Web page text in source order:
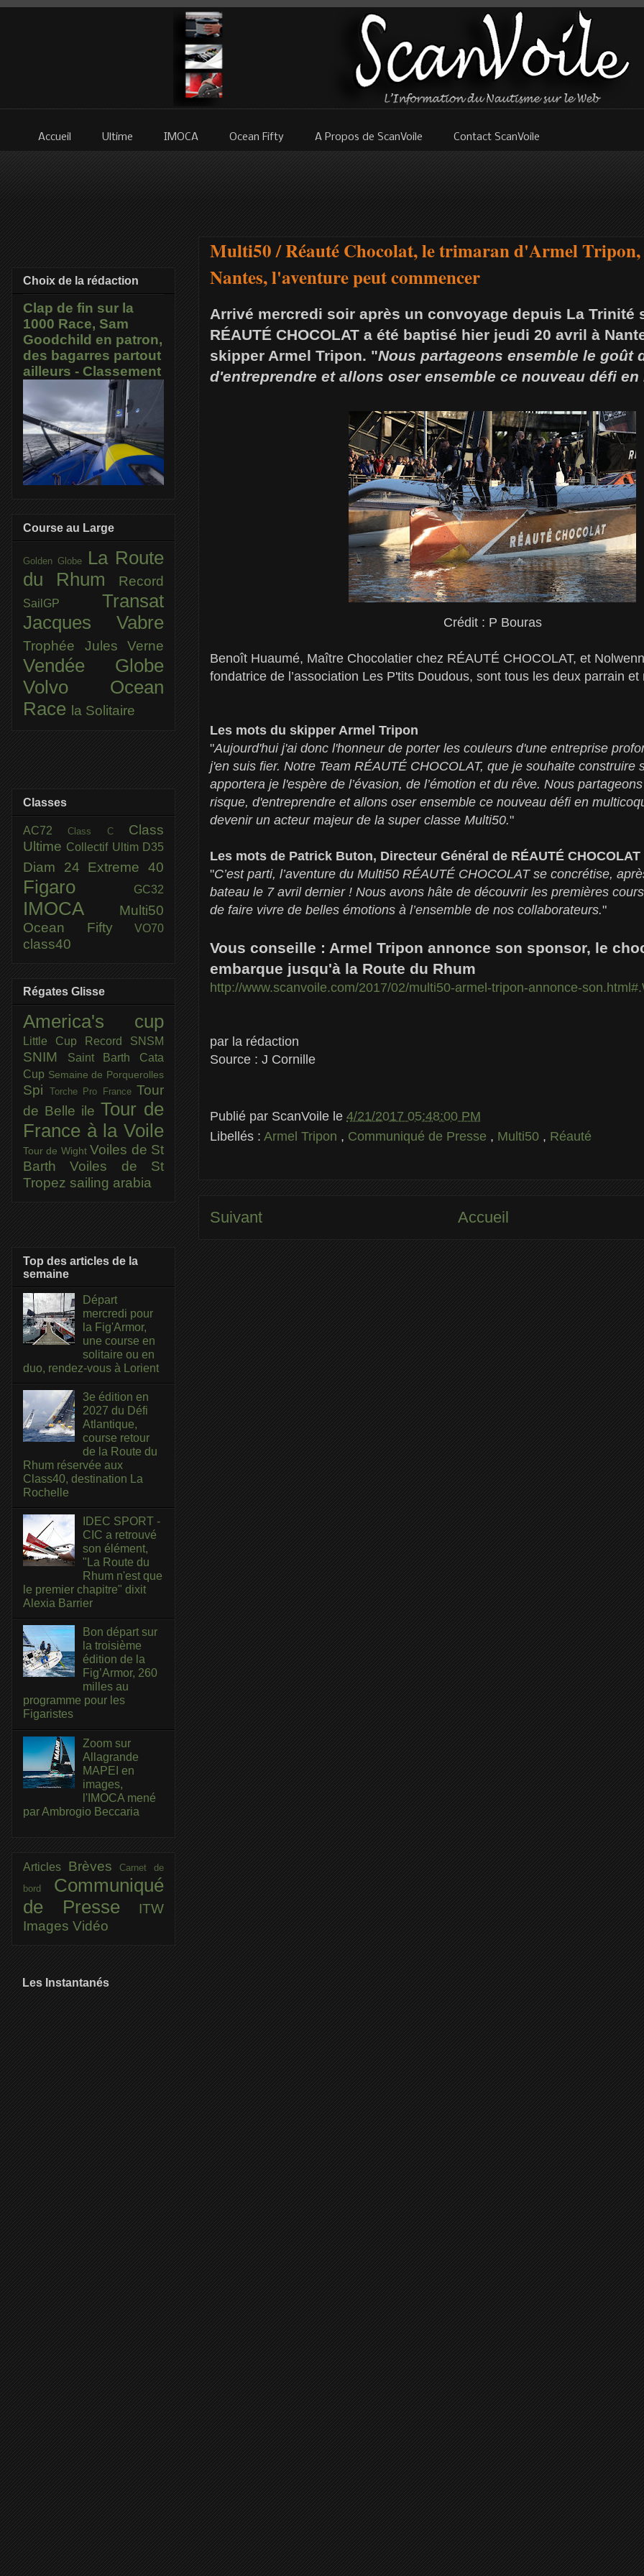
Accueil Ultime IMOCA Ocean Fifty A Propos de ScanVoile Contact ScanVoile
Multi50 / Réauté Chocolat, le trimaran d'Armel Tripon,
Nantes, l'aventure peut commencer
Arrivé mercredi soir après un convoyage depuis La Trinité
RÉAUTÉ CHOCOLAT a été baptisé hier jeudi 20 avril à
skipper Armel Tripon. "Nous partageons ensemble le goût
d'entreprendre et allons oser ensemble ce nouveau défi
Crédit : P Bouras
Benoît Huaumé, Maître Chocolatier chez RÉAUTÉ CHOCOLAT, et
fondatrice de l’association Les P'tits Doudous, sont tous les deux parrain
Les mots du skipper Armel Tripon
"Aujourd'hui j'ai donc l'honneur de porter les couleurs d'une entreprise
j'en suis fier. Notre Team RÉAUTÉ CHOCOLAT, que je souhaite construire
apportera je l'espère de l’évasion, de l’émotion et du rêve. Nous
risque, d'entreprendre et allons oser ensemble ce nouveau défi en
devenir un acteur majeur de la super classe Multi50."
Les mots de Patrick Buton, Directeur Général de RÉAUTÉ CHOCOLAT
"C’est parti, l’aventure du Multi50 RÉAUTÉ CHOCOLAT se concrétise,
bateau le 7 avril dernier ! Nous avons hâte de découvrir les premières
de faire vivre de belles émotions à l’ensemble de nos collaborateurs."
Vous conseille : Armel Tripon annonce son sponsor, le
embarque jusqu'à la Route du Rhum
http://www.scanvoile.com/2017/02/multi50-armel-tripon-annonce-
par la rédaction
Source : J Cornille
Publié par ScanVoile le 4/21/2017 05:48:00 PM
Libellés : Armel Tripon , Communiqué de Presse , Multi50 , Réauté
Suivant Accueil
Choix de la rédaction
Clap de fin sur la
1000 Race, Sam
Goodchild en patron,
des bagarres partout
ailleurs - Classement
Course au Large
Golden Globe
La Route
du Rhum
Record
SailGP Transat
Jacques Vabre
Trophée Jules Verne
Vendée Globe
Volvo Ocean
Race la Solitaire
Classes
AC72Class C Class
Ultime Collectif Ultim D35
Diam 24 Extreme 40
Figaro GC32
IMOCA
Multi50
Ocean Fifty
VO70
class40
Régates Glisse
America's cup
Little Cup Record SNSM
SNIM
Saint Barth Cata
Cup Semaine de Porquerolles
Spi Torche Pro France Tour
de Belle ile Tour de
France à la Voile
Tour de Wight Voiles de St
BarthVoiles de St
Tropez sailing arabia
Top des articles de la
semaine
Départ
mercredi pour
la Fig'Armor,
une course en
solitaire ou en
duo, rendez-vous à Lorient
3e édition en
2027 du Défi
Atlantique,
course retour
de la Route du
Rhum réservée aux
Class40, destination La
Rochelle
IDEC SPORT -
CIC a retrouvé
son élément,
"La Route du
Rhum n'est que
le premier chapitre" dixit
Alexia Barrier
Bon départ sur
la troisième
édition de la
Fig’Armor, 260
milles au
programme pour les
Figaristes
Zoom sur
Allagrande
MAPEI en
images,
l'IMOCA mené
par Ambrogio Beccaria
Articles BrèvesCarnet de
bord Communiqué
de Presse
ITW
Images Vidéo
Les Instantanés